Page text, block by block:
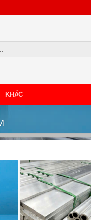
KHÁC